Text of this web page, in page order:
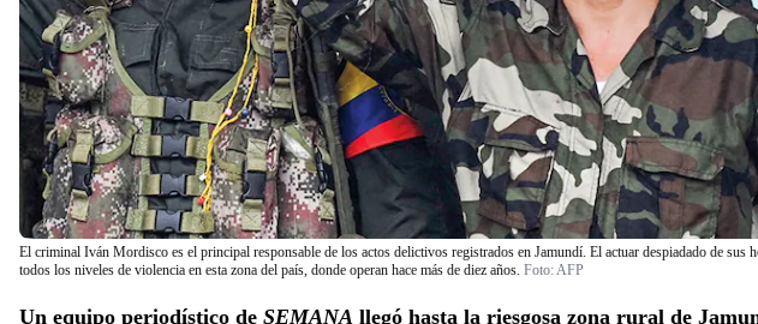
El criminal Iván Mordisco es el principal responsable de los actos delictivos registrados en Jamundí. El actuar despiadado de sus
todos los niveles de violencia en esta zona del país, donde operan hace más de diez años. Foto: AFP
Un equipo periodístico de SEMANA llegó hasta la riesgosa zona rural de